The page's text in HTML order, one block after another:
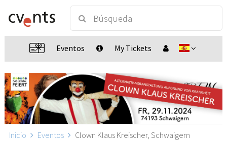
Eventos My Tickets
Inicio Eventos Clown Klaus Kreischer, Schwaigern